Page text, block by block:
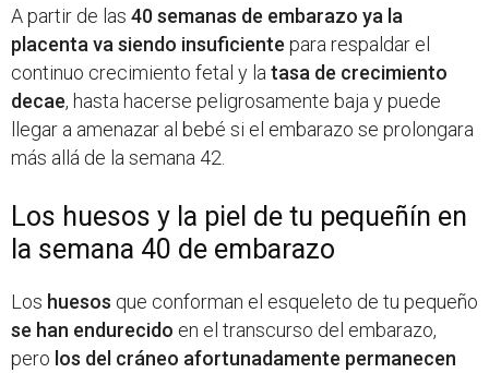
A partir de las 40 semanas de embarazo ya la
placenta va siendo insuficiente para respaldar el
continuo crecimiento fetal y la tasa de crecimiento
decae, hasta hacerse peligrosamente baja y puede
llegar a amenazar al bebé si el embarazo se prolongara
más allá de la semana 42.
Los huesos y la piel de tu pequeñín en
la semana 40 de embarazo
Los huesos que conforman el esqueleto de tu pequeño
se han endurecido en el transcurso del embarazo,
pero los del cráneo afortunadamente permanecen